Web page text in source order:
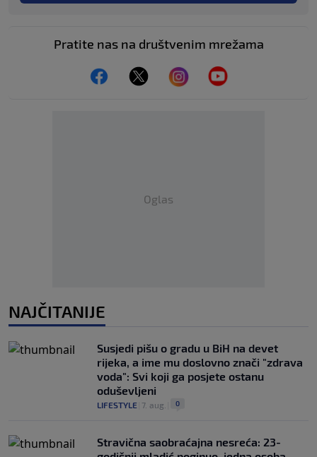
Pratite nas na društvenim mrežama
Oglas
NAJČITANIJE
Susjedi pišu o gradu u BiH na devet
rijeka, a ime mu doslovno znači "zdrava
voda": Svi koji ga posjete ostanu
oduševljeni
LIFESTYLE 7. aug. 0
Stravična saobraćajna nesreća: 23-